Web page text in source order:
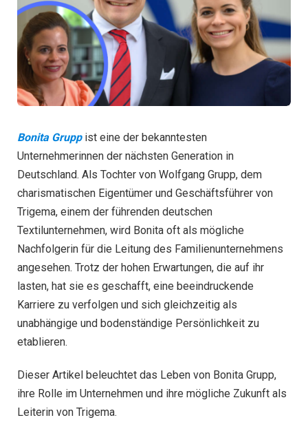
Bonita Grupp ist eine der bekanntesten
Unternehmerinnen der nächsten Generation in
Deutschland. Als Tochter von Wolfgang Grupp, dem
charismatischen Eigentümer und Geschäftsführer von
Trigema, einem der führenden deutschen
Textilunternehmen, wird Bonita oft als mögliche
Nachfolgerin für die Leitung des Familienunternehmens
angesehen. Trotz der hohen Erwartungen, die auf ihr
lasten, hat sie es geschafft, eine beeindruckende
Karriere zu verfolgen und sich gleichzeitig als
unabhängige und bodenständige Persönlichkeit zu
etablieren.
Dieser Artikel beleuchtet das Leben von Bonita Grupp,
ihre Rolle im Unternehmen und ihre mögliche Zukunft als
Leiterin von Trigema.